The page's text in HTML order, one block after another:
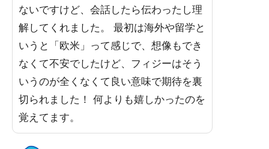
ないですけど、会話したら伝わったし理
解してくれました。 最初は海外や留学と
いうと「欧米」って感じで、想像もでき
なくて不安でしたけど、フィジーはそう
いうのが全くなくて良い意味で期待を裏
切られました！ 何よりも嬉しかったのを
覚えてます。